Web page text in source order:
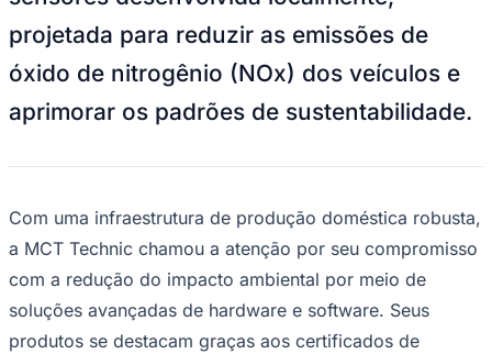
sensores desenvolvida localmente,
projetada para reduzir as emissões de
óxido de nitrogênio (NOx) dos veículos e
aprimorar os padrões de sustentabilidade.
Com uma infraestrutura de produção doméstica robusta,
a MCT Technic chamou a atenção por seu compromisso
com a redução do impacto ambiental por meio de
soluções avançadas de hardware e software. Seus